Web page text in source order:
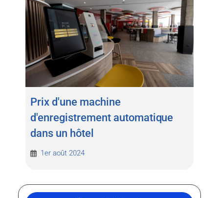
Prix d'une machine
d'enregistrement automatique
dans un hôtel
1er août 2024